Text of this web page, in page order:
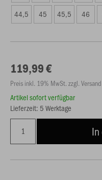
44,5 45 45,5 46
119,99 €
Preis inkl. 19% MwSt. zzgl. Versand
Artikel sofort verfügbar
Lieferzeit: 5 Werktage